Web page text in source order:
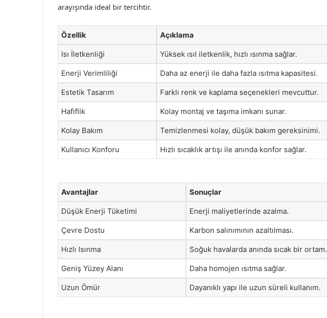
arayışında ideal bir tercihtir.
Özellik Açıklama
Isı İletkenliği Yüksek ısıl iletkenlik, hızlı ısınma sağlar.
Enerji Verimliliği Daha az enerji ile daha fazla ısıtma kapasitesi.
Estetik Tasarım Farklı renk ve kaplama seçenekleri mevcuttur.
Hafiflik Kolay montaj ve taşıma imkanı sunar.
Kolay Bakım Temizlenmesi kolay, düşük bakım gereksinimi.
Kullanıcı Konforu Hızlı sıcaklık artışı ile anında konfor sağlar.
Avantajlar Sonuçlar
Düşük Enerji Tüketimi Enerji maliyetlerinde azalma.
Çevre Dostu Karbon salınımının azaltılması.
Hızlı Isınma Soğuk havalarda anında sıcak bir ortam.
Geniş Yüzey Alanı Daha homojen ısıtma sağlar.
Uzun Ömür Dayanıklı yapı ile uzun süreli kullanım.